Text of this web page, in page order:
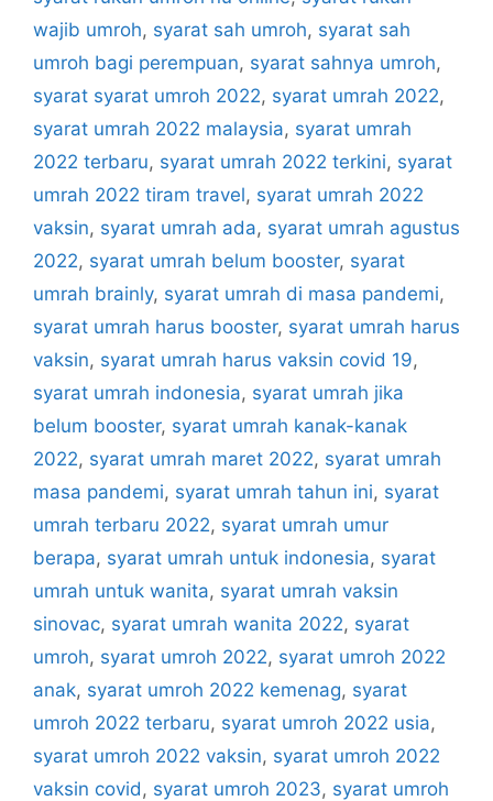
wajib umroh, syarat sah umroh, syarat sah
umroh bagi perempuan, syarat sahnya umroh,
syarat syarat umroh 2022, syarat umrah 2022,
syarat umrah 2022 malaysia, syarat umrah
2022 terbaru, syarat umrah 2022 terkini, syarat
umrah 2022 tiram travel, syarat umrah 2022
vaksin, syarat umrah ada, syarat umrah agustus
2022, syarat umrah belum booster, syarat
umrah brainly, syarat umrah di masa pandemi,
syarat umrah harus booster, syarat umrah harus
vaksin, syarat umrah harus vaksin covid 19,
syarat umrah indonesia, syarat umrah jika
belum booster, syarat umrah kanak-kanak
2022, syarat umrah maret 2022, syarat umrah
masa pandemi, syarat umrah tahun ini, syarat
umrah terbaru 2022, syarat umrah umur
berapa, syarat umrah untuk indonesia, syarat
umrah untuk wanita, syarat umrah vaksin
sinovac, syarat umrah wanita 2022, syarat
umroh, syarat umroh 2022, syarat umroh 2022
anak, syarat umroh 2022 kemenag, syarat
umroh 2022 terbaru, syarat umroh 2022 usia,
syarat umroh 2022 vaksin, syarat umroh 2022
vaksin covid , syarat umroh 2023, syarat umroh